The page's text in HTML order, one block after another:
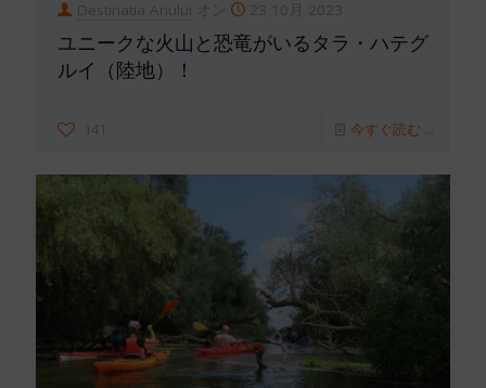
Destinatia Anului 23 10月 2023
ユニークな火山と恐竜がいるタラ・ハテグ
ルイ（陸地）！
141 今すぐ読む ...